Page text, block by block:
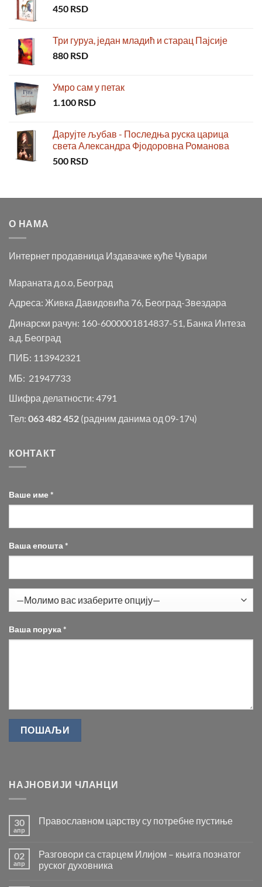
450 RSD
Три гуруа, један младић и старац Пајсије
880 RSD
Умро сам у петак
1.100 RSD
Дарујте љубав - Последња руска царица
света Александра Фјодоровна Романова
500 RSD
О НАМА
Интернет продавница Издавачке куће Чувари
Мараната д.о.о, Београд
Адреса: Живка Давидовића 76, Београд-Звездара
Динарски рачун: 160-6000001814837-51, Банка Интеза
а.д. Београд
ПИБ: 113942321
МБ: 21947733
Шифра делатности: 4791
Тел: 063 482 452 (радним данима од 09-17ч)
КОНТАКТ
Ваше име *
Ваша епошта *
Ваша порука *
НАЈНОВИЈИ ЧЛАНЦИ
30
апр
Православном царству су потребне пустиње
Православном
царству
су
02
апр
Разговори са старцем Илијом – књига познатог
руског духовника